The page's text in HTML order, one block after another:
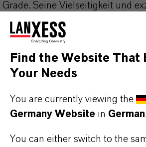
Grade. Seine Vielseitigkeit und
Leistungsfähigkeit als
machen es zu einer
zahlreichen Branchen.
Anwendungsbereiche:
Konservierungsmittel in
Konservierungsmittel in
Find the Website That
Your Needs
You are currently viewing the
Germany Website in German.
You can either switch to the